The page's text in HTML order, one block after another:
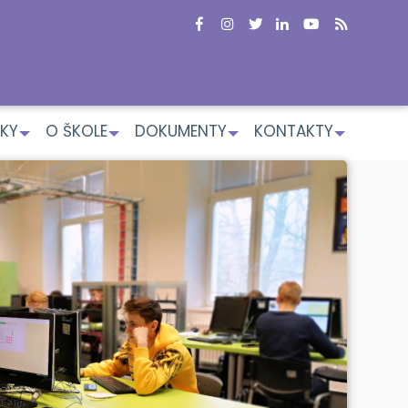
+ +
O ŠKOLE +
DOKUMENTY +
KONTAKTY